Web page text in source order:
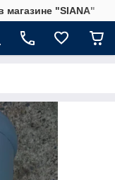
магазине "SIANA"